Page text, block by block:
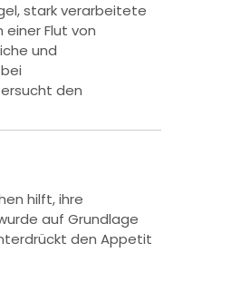
stark verarbeitete
Flut von
und
den
hilft, ihre
auf Grundlage
den Appetit